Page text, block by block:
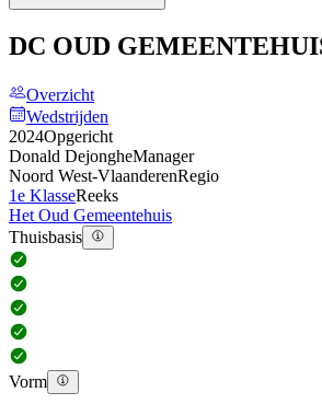
DC OUD
Overzicht
Wedstrijden
2024Opgericht
Donald DejongheManager
Noord West-VlaanderenRegio
1e KlasseReeks
Het Oud Gemeentehuis
Thuisbasis
Vorm